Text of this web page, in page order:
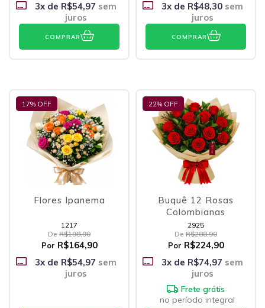
3x de R$54,97 sem
juros
COMPRAR
3x de R$48,30 sem
juros
COMPRAR
17% OFF
Flores Ipanema
1217
De R$198,90
Por R$164,90
3x de R$54,97 sem
juros
22% OFF
Buquê 12 Rosas
Colombianas
2925
De R$288,90
Por R$224,90
3x de R$74,97 sem
juros
Frete grátis
no período integral